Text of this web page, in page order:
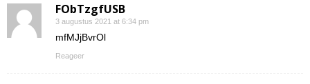
FObTzgfUSB
3 augustus 2021 at 6:34 pm
mfMJjBvrOl
Reageer